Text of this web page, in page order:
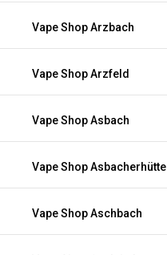
Vape Shop Arzbach
Vape Shop Arzfeld
Vape Shop Asbach
Vape Shop Asbacherhütte
Vape Shop Aschbach